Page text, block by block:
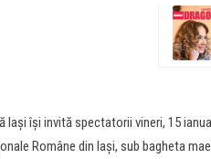
își invită spectatorii vineri, 15
Române din Iași, sub bagheta